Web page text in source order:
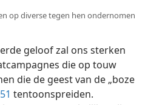
op diverse tegen hen ondernomen
geloof zal ons sterken
die op touw
die de geest van de „boze
tentoonspreiden.